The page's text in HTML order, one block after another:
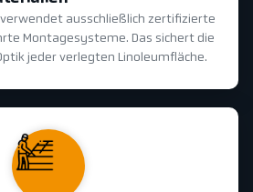
ausschließlich zertifizierte
Montagesysteme. Das sichert die
jeder verlegten Linoleumfläche.